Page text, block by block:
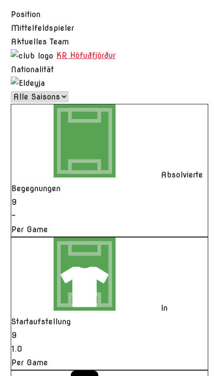
Position
Mittelfeldspieler
Aktuelles Team
KR Höfuðfjörður
Nationalität
Absolvierte
Begegnungen
9
-
Per Game
In
Startaufstellung
9
1.0
Per Game